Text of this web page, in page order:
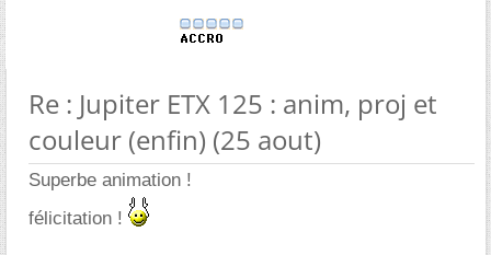
Re : Jupiter ETX 125 : anim, proj et
couleur (enfin) (25 aout)
Superbe animation !
félicitation !